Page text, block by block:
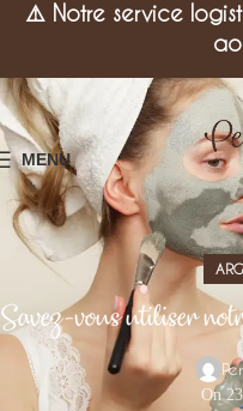
MENU
Savez-vous utiliser
On
⚠️ Notre service